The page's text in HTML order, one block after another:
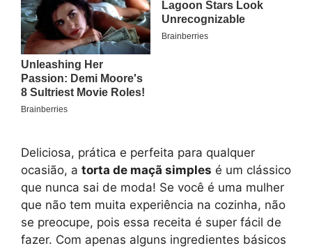
Deliciosa, prática e perfeita para qualquer
ocasião, a torta de maçã simples é um clássico
que nunca sai de moda! Se você é uma mulher
que não tem muita experiência na cozinha, não
se preocupe, pois essa receita é super fácil de
fazer. Com apenas alguns ingredientes básicos